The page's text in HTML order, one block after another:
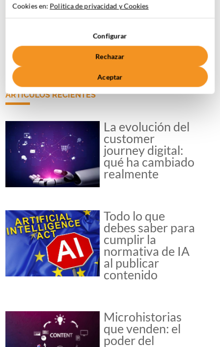
contenidos de mi interés, según los términos recogidos en su
Política de Privacidad.*
ARTÍCULOS RECIENTES
La evolución del
customer
journey digital:
qué ha cambiado
realmente
Todo lo que
debes saber para
cumplir la
normativa de IA
al publicar
contenido
Microhistorias
que venden: el
poder del
Cookies en: Politica de privacidad y Cookies
Configurar
Rechazar
Aceptar